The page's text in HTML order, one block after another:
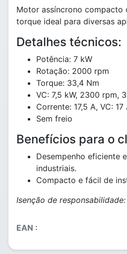
Motor assíncrono compacto
torque ideal para diversas
Detalhes técnicos:
Potência: 7 kW
Rotação: 2000 rpm
Torque: 33,4 Nm
VC: 7,5 kW, 2300 rpm,
Corrente: 17,5 A, VC: 17
Sem freio
Benefícios para o
Desempenho eficiente
industriais.
Compacto e fácil de
Isenção de
EAN :